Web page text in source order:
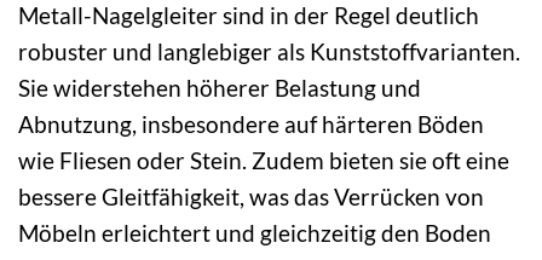
Metall-Nagelgleiter sind in der Regel deutlich
robuster und langlebiger als Kunststoffvarianten.
Sie widerstehen höherer Belastung und
Abnutzung, insbesondere auf härteren Böden
wie Fliesen oder Stein. Zudem bieten sie oft eine
bessere Gleitfähigkeit, was das Verrücken von
Möbeln erleichtert und gleichzeitig den Boden